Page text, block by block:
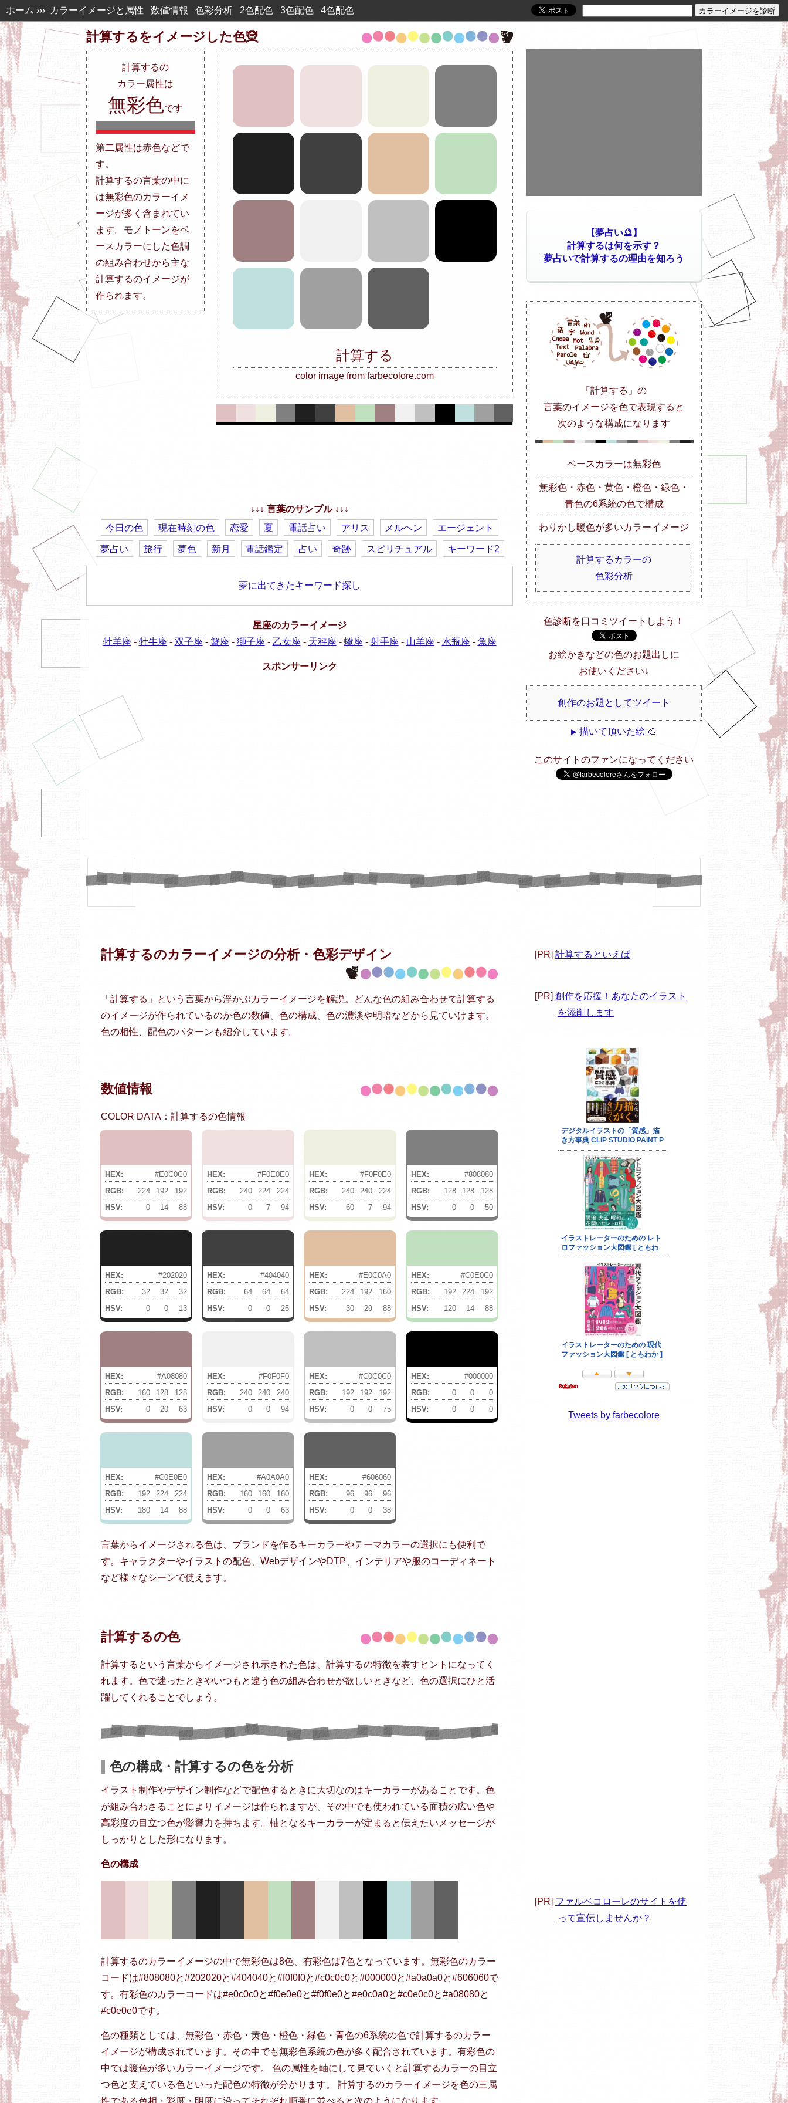
ホーム ››› カラーイメージと属性 数値情報 色彩分析 2色配色 3色配色 4色配色
計算するをイメージした色🧝
計算する
color image from farbecolore.com
計算するの
カラー属性は
無彩色です
第二属性は赤色などで
す。
計算するの言葉の中に
は無彩色のカラーイメ
ージが多く含まれてい
ます。モノトーンをベ
ースカラーにした色調
の組み合わせから主な
計算するのイメージが
作られます。
↓↓↓ 言葉のサンプル ↓↓↓
今日の色
現在時刻の色 恋愛 夏 電話占い アリス メルヘン エージェント
夢占い 旅行 夢色 新月 電話鑑定 占い 奇跡 スピリチュアル キーワード2
夢に出てきたキーワード探し
星座のカラーイメージ
牡羊座 - 牡牛座 - 双子座 - 蟹座 - 獅子座 - 乙女座 - 天秤座 - 蠍座 - 射手座 - 山羊座 - 水瓶座 - 魚座
スポンサーリンク
【夢占い🔮】
計算するは何を示す？
夢占いで計算するの理由を知ろう
「計算する」の
言葉のイメージを色で表現すると
次のような構成になります
ベースカラーは無彩色
無彩色・赤色・黄色・橙色・緑色・
青色の6系統の色で構成
わりかし暖色が多いカラーイメージ
計算するカラーの
色彩分析
色診断を口コミツイートしよう！
お絵かきなどの色のお題出しに
お使いください↓
創作のお題としてツイート
▶ 描いて頂いた絵 🎨
このサイトのファンになってください
[PR] 計算するといえば
[PR] 創作を応援！あなたのイラスト
を添削します
Tweets by farbecolore
[PR] ファルベコローレのサイトを使
って宣伝しませんか？
計算するのカラーイメージの分析・ 色彩デザイン
「計算する」という言葉から浮かぶカラーイメージを解説。どんな色の組み合わせで計算する
のイメージが作られているのか色の数値、色の構成、色の濃淡や明暗などから見ていけます。
色の相性、配色のパターンも紹介しています。
数値情報
COLOR DATA：計算するの色情報
HEX:
#E0C0C0
RGB:
224 192
192
HSV:
0 14 88
HEX:
#F0E0E0
RGB:
240 224
224
HSV:
0 7 94
HEX:
#F0F0E0
RGB:
240 240
224
HSV:
60 7 94
HEX:
#808080
RGB:
128 128
128
HSV:
0 0 50
HEX:
#202020
RGB:
32 32
32
HSV:
0 0 13
HEX:
#404040
RGB:
64 64
64
HSV:
0 0 25
HEX:
#E0C0A0
RGB:
224 192
160
HSV:
30 29 88
HEX:
#C0E0C0
RGB:
192 224
192
HSV:
120 14 88
HEX:
#A08080
RGB:
160 128
128
HSV:
0 20 63
HEX:
#F0F0F0
RGB:
240 240
240
HSV:
0 0 94
HEX:
#C0C0C0
RGB:
192 192
192
HSV:
0 0 75
HEX:
#000000
RGB:
0 0
0
HSV:
0 0 0
HEX:
#C0E0E0
RGB:
192 224
224
HSV:
180 14 88
HEX:
#A0A0A0
RGB:
160 160
160
HSV:
0 0 63
HEX:
#606060
RGB:
96 96
96
HSV:
0 0 38
言葉からイメージされる色は、ブランドを作るキーカラーやテーマカラーの選択にも便利で
す。キャラクターやイラストの配色、WebデザインやDTP、インテリアや服のコーディネート
など様々なシーンで使えます。
計算するの色
計算するという言葉からイメージされ示された色は、計算するの特徴を表すヒントになってく
れます。色で迷ったときやいつもと違う色の組み合わせが欲しいときなど、色の選択にひと活
躍してくれることでしょう。
色の構成・計算するの色を分析
イラスト制作やデザイン制作などで配色するときに大切なのはキーカラーがあることです。色
が組み合わさることによりイメージは作られますが、その中でも使われている面積の広い色や
高彩度の目立つ色が影響力を持ちます。軸となるキーカラーが定まると伝えたいメッセージが
しっかりとした形になります。
色の構成
計算するのカラーイメージの中で無彩色は8色、有彩色は7色となっています。無彩色のカラー
コードは#808080と#202020と#404040と#f0f0f0と#c0c0c0と#000000と#a0a0a0と#606060で
す。有彩色のカラーコードは#e0c0c0と#f0e0e0と#f0f0e0と#e0c0a0と#c0e0c0と#a08080と
#c0e0e0です。
色の種類としては、無彩色・赤色・黄色・橙色・緑色・青色の6系統の色で計算するのカラー
イメージが構成されています。その中でも無彩色系統の色が多く配合されています。有彩色の
中では暖色が多いカラーイメージです。 色の属性を軸にして見ていくと計算するカラーの目立
つ色と支えている色といった配色の特徴が分かります。 計算するのカラーイメージを色の三属
性である色相・彩度・明度に沿ってそれぞれ順番に並べると次のようになります。